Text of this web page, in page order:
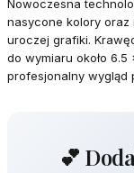
Nowoczesna
nasycone kolory
uroczej grafiki.
do wymiaru około
profesjonalny wygląd
💕